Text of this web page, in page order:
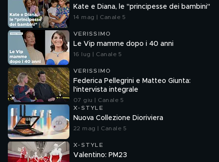
Kate e Diana, le "principesse dei bambini"
14 mag | Canale 5
VERISSIMO
Le Vip mamme dopo i 40 anni
16 lug | Canale 5
VERISSIMO
Federica Pellegrini e Matteo Giunta:
l'intervista integrale
07 giu | Canale 5
X-STYLE
Nuova Collezione Dioriviera
22 mag | Canale 5
X-STYLE
Valentino: PM23